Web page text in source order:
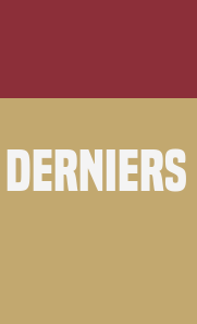
derniers